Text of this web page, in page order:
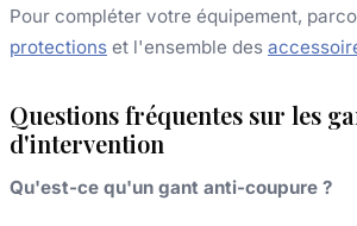
Pour compléter votre équipement,
protections et l'ensemble des
Questions fréquentes sur les
d'intervention
Qu'est-ce qu'un gant anti-coupure ?